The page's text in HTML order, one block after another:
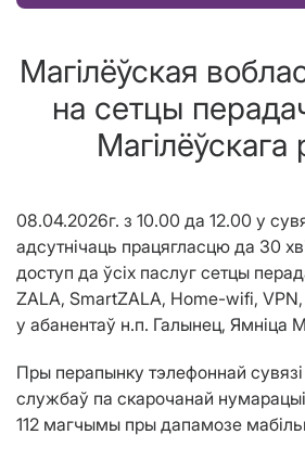
Магілёўская
на сетцы
Магілёўскага
08.04.2026г. з 10.00 да 12.00 у
адсутнічаць працягласцю да 30
доступ да ўсіх паслуг сетцы
ZALA, SmartZALA, Home-wifi,
у абанентаў н.п. Галынец, Ямніца
Пры перапынку тэлефоннай
службаў па скарочанай нумарацыі
112 магчымы пры дапамозе